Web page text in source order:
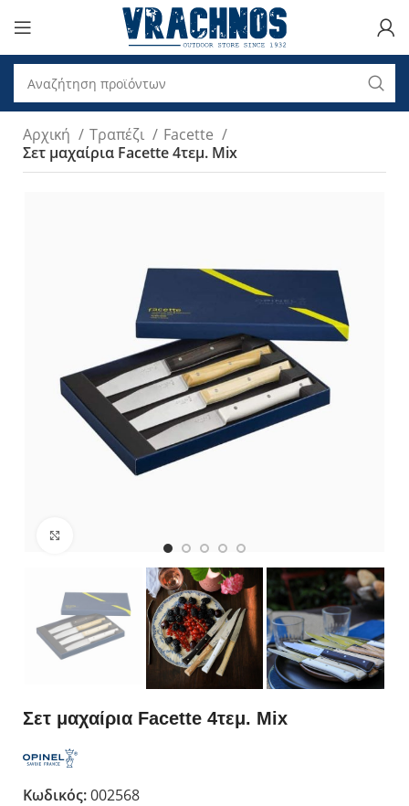
Αρχική Τραπέζι
Facette
Σετ μαχαίρια Facette 4τεμ. Mix
Σετ μαχαίρια Facette 4τεμ. Mix
Κωδικός:002568